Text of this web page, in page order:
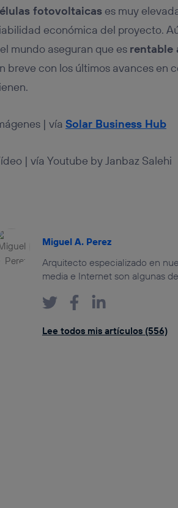
fotovoltaicases muy
económica del proyecto.
mundo aseguran que es rentable
breve con los últimos avances en
| vía Solar Business Hub
| vía Youtube by Janbaz Salehi
Miguel A. Perez
Arquitecto especializado en
media e Internet son algunas
Lee todos mis artículos (556)